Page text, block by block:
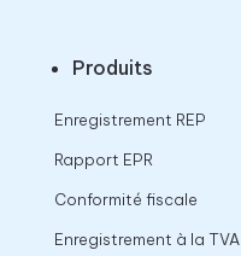
Produits
Enregistrement REP
Rapport EPR
Conformité fiscale
Enregistrement à la TVA